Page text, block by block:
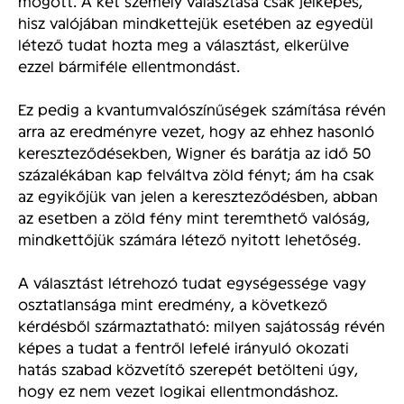
hisz valójában mindkettejük esetében az egyedül
létező tudat hozta meg a választást, elkerülve
ezzel bármiféle ellentmondást.
Ez pedig a kvantumvalószínűségek számítása révén
arra az eredményre vezet, hogy az ehhez hasonló
kereszteződésekben, Wigner és barátja az idő 50
százalékában kap felváltva zöld fényt; ám ha csak
az egyikőjük van jelen a kereszteződésben, abban
az esetben a zöld fény mint teremthető valóság,
mindkettőjük számára létező nyitott lehetőség.
A választást létrehozó tudat egységessége vagy
osztatlansága mint eredmény, a következő
kérdésből származtatható: milyen sajátosság révén
képes a tudat a fentről lefelé irányuló okozati
hatás szabad közvetítő szerepét betölteni úgy,
hogy ez nem vezet logikai ellentmondáshoz.